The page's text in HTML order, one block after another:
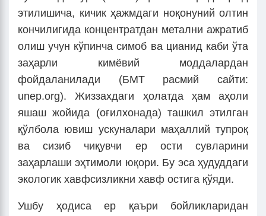
этилишича, кичик ҳажмдаги ноқонуний олтин
кончилигида концентратдан метални ажратиб
олиш учун кўпинча симоб ва цианид каби ўта
заҳарли кимёвий моддалардан
фойдаланилади (БМТ расмий сайти:
unep.org). Жиззахдаги ҳолатда ҳам аҳоли
яшаш жойида (оғилхонада) ташкил этилган
қўлбола ювиш ускуналари маҳаллий тупроқ
ва сизиб чиқувчи ер ости сувларини
заҳарлаши эҳтимоли юқори. Бу эса ҳудуддаги
экологик хавфсизликни хавф остига қўяди.
Ушбу ҳодиса ер қаъри бойликларидан